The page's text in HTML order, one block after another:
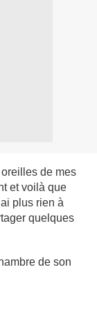
de mes
et voilà que
plus rien à
quelques
de son